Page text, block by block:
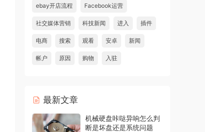
ebay开店流程 Facebook运营
社交媒体营销 科技新闻 进入 插件
电商 搜索 观看 安卓 新闻
帐户 原因 购物 入驻
最新文章
机械硬盘咔哒异响怎么判
断是坏盘还是系统问题